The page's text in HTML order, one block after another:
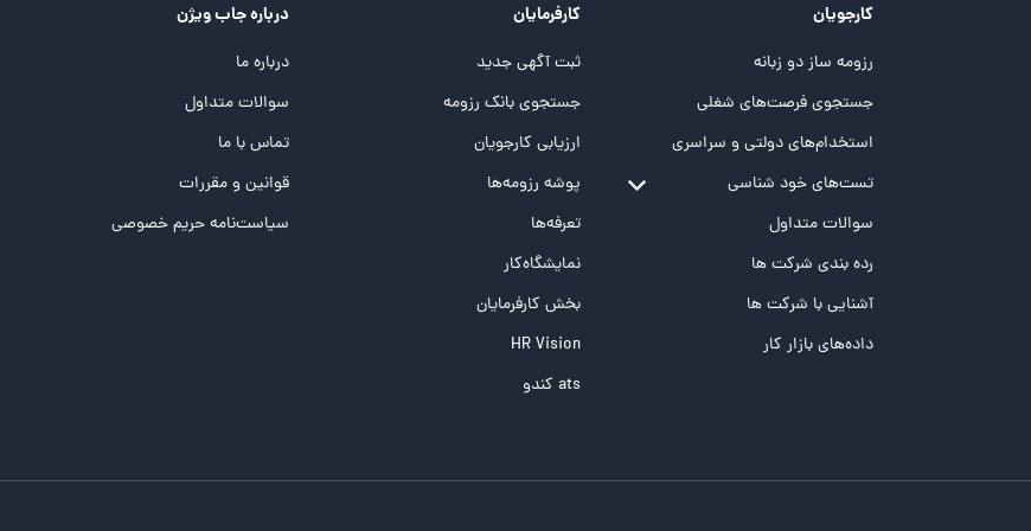
کارجویان
رزومه ساز دو زبانه
جستجوی فرصت‌های شغلی
استخدام‌های دولتی و سراسری
تست‌های خود شناسی
تست MBTI
تست تیپ سنجی شغلی Holland
تست NEO
تست هوش های چندگانه
سوالات متداول
رده بندی شرکت ها
آشنایی با شرکت ها
داده‌های بازار کار
کارفرمایان
ثبت آگهی جدید
جستجوی بانک رزومه
ارزیابی کارجویان
پوشه‌‌ رزومه‌ها
تعرفه‌ها
نمایشگاه‌کار
بخش کارفرمایان
HR Vision
ats کندو
درباره جاب ویژن
درباره ما
سوالات متداول
تماس با ما
قوانین و مقررات
سیاست‌نامه حریم خصوصی